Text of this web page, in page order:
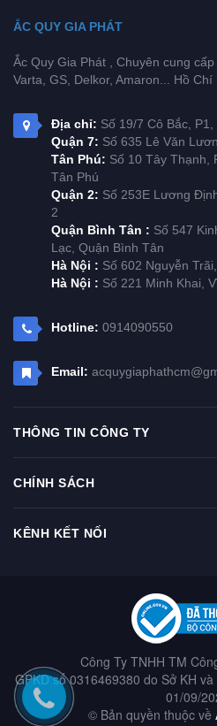
ẮC QUY GIA PHÁT
Ắc Quy Gia Phát , Chuyên cung
Varta, GS, Delkor, Amaron... Hồ Chí
Địa chỉ: Số 19/7 Cô Bắc,
Quận 7: Số 635 Lê Văn
Tân Phú: Số 10 Tây Thạnh,
Tân Phú
Quận 2: Số 253E Lương
2
Quận Bình Tân : Số 547
Lạc, Quận Bình Tân
Hà Nội : Số 602 Nguyễn
Hà Nội : Số 221 Minh Khai,
Hotline: 0914090550
Email:
THÔNG TIN CÔNG TY
CHÍNH SÁCH
KÊNH KẾT NỐI
Công Ty TNHH TM
GPKD số 0316469380 do Sở KH
01/09/
© Bản quyền thuộc về